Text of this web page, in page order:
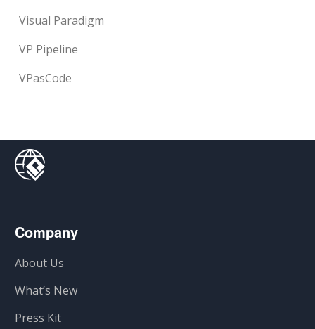
Visual Paradigm
VP Pipeline
VPasCode
Company
About Us
What’s New
Press Kit